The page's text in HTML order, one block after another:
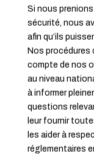
Si nous
sécurité, nous
afin qu’ils
Nos procédures
compte de nos
au niveau
à informer
questions
leur fournir
les aider à
réglementaires